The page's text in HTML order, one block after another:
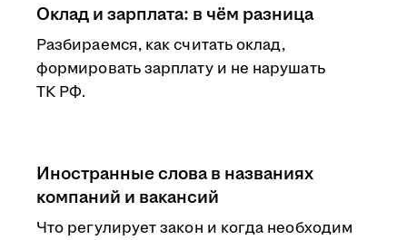
Оклад и зарплата: в чём разница
Разбираемся, как считать оклад,
формировать зарплату и не нарушать
ТК РФ.
Иностранные слова в названиях
компаний и вакансий
Что регулирует закон и когда необходим